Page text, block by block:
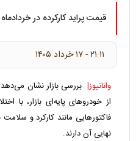
قیمت پراید کارکرده در
۲۱:۱۱ - ۱۷ خرداد ۱۴۰۵
وانانیوز| بررسی بازار نشان
از خودروهای پایه‌ای بازار، با
فاکتورهایی مانند کارکرد و
نهایی آن دارند.